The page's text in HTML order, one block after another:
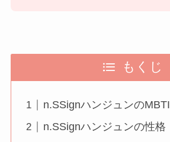
もくじ
n.SSignハンジュンのMBTI
n.SSignハンジュンの性格